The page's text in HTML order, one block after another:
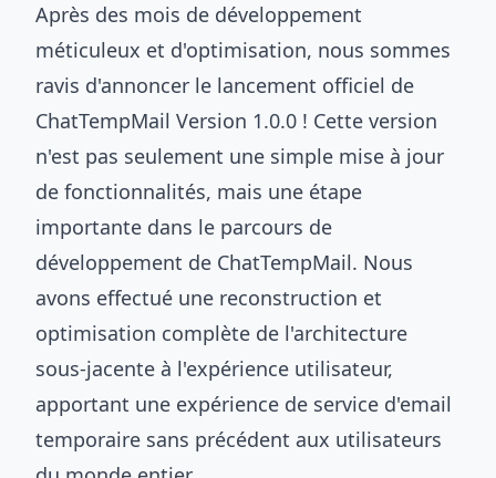
Après des mois de développement
méticuleux et d'optimisation, nous sommes
ravis d'annoncer le lancement officiel de
ChatTempMail Version 1.0.0 ! Cette version
n'est pas seulement une simple mise à jour
de fonctionnalités, mais une étape
importante dans le parcours de
développement de ChatTempMail. Nous
avons effectué une reconstruction et
optimisation complète de l'architecture
sous-jacente à l'expérience utilisateur,
apportant une expérience de service d'email
temporaire sans précédent aux utilisateurs